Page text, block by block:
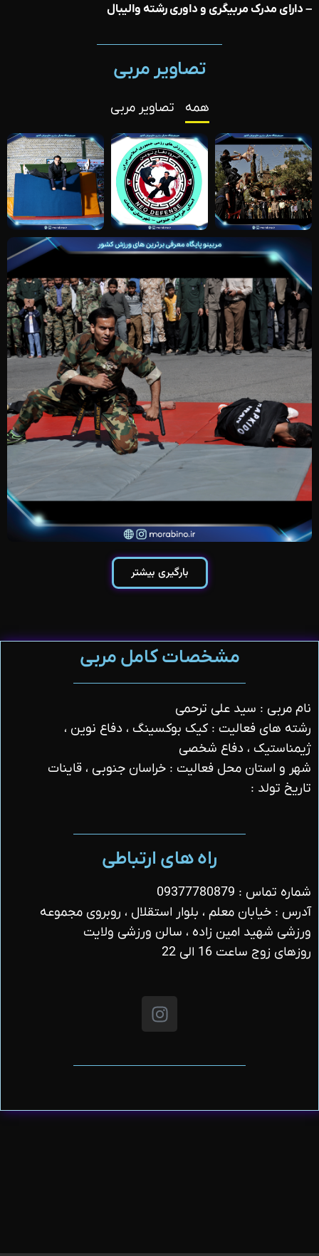
– دارای مدرک مربیگری و داوری رشته والیبال
تصاویر مربی
همه تصاویر مربی
بارگیری بیشتر
مشخصات کامل مربی
نام مربی : سید علی ترحمی
رشته های فعالیت : کیک بوکسینگ ، دفاع نوین ،
ژیمناستیک ، دفاع شخصی
شهر و استان محل فعالیت : خراسان جنوبی ، قاینات
تاریخ تولد :
راه های ارتباطی
شماره تماس : 09377780879
آدرس : خیابان معلم ، بلوار استقلال ، روبروی مجموعه
ورزشی شهید امین زاده ، سالن ورزشی ولایت
روزهای زوج ساعت 16 الی 22